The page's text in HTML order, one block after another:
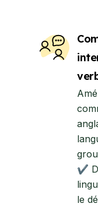
✔
le